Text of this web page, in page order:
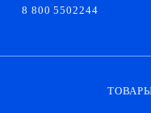
8 800 5502244